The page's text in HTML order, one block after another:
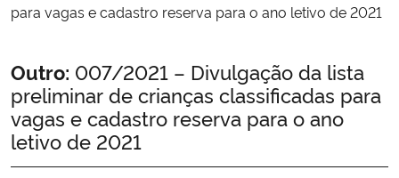
Ministério da Agricultura, Pecuária e Abastecimento
Ministério da Educação
para vagas e cadastro reserva para o ano letivo de 2021
Início do conteúdo
Outro: 007/2021 – Divulgação da lista
preliminar de crianças classificadas para
vagas e cadastro reserva para o ano
letivo de 2021